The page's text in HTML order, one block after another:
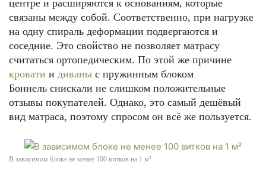
центре и расширяются к основаниям, которые
связаны между собой. Соответственно, при нагрузке
на одну спираль деформации подвергаются и
соседние. Это свойство не позволяет матрасу
считаться ортопедическим. По этой же причине
кровати и диваны с пружинным блоком
Боннель снискали не слишком положительные
отзывы покупателей. Однако, это самый дешёвый
вид матраса, поэтому спросом он всё же пользуется.
В зависимом блоке не менее 100 витков на 1 м²